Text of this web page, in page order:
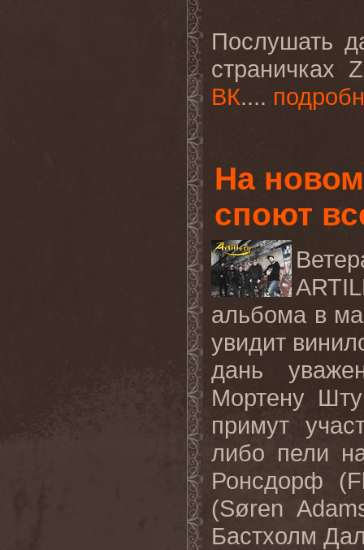
Послушать
страничках
ВК....
На
споют
альбома в
увидит
дань
Мортену
примут
либо пели
Ронсдорф (
(Søren
Бастхолм